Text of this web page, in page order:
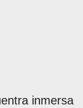
inmersa